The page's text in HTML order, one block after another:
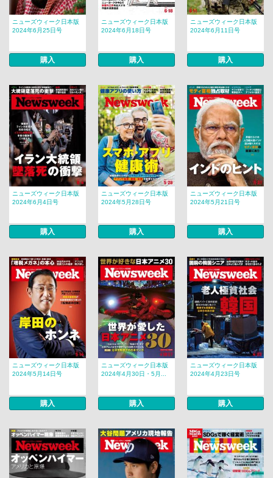
ニューズウィーク日本版
2024年6月25日号
購入
ニューズウィーク日本版
2024年6月18日号
購入
ニューズウィーク日本版
2024年6月11日号
購入
ニューズウィーク日本版
2024年6月4日号
購入
ニューズウィーク日本版
2024年5月28日号
購入
ニューズウィーク日本版
2024年5月21日号
購入
ニューズウィーク日本版
2024年5月14日号
購入
ニューズウィーク日本版
2024年4月30日・5月...
購入
ニューズウィーク日本版
2024年4月23日号
購入